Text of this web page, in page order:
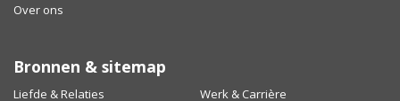
Over ons
Bronnen & sitemap
Liefde & Relaties Werk & Carrière